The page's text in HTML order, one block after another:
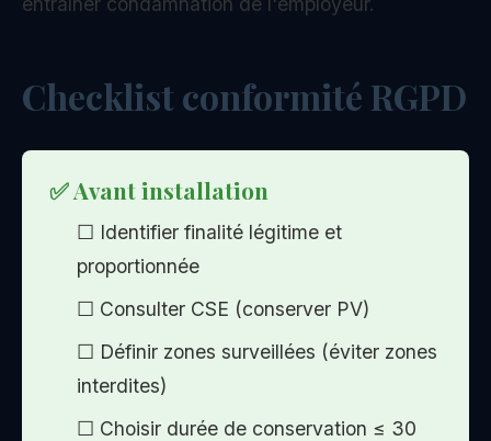
Checklist conformité RGPD
✅ Avant installation
☐ Identifier finalité légitime et
proportionnée
☐ Consulter CSE (conserver PV)
☐ Définir zones surveillées (éviter zones
interdites)
☐ Choisir durée de conservation ≤ 30